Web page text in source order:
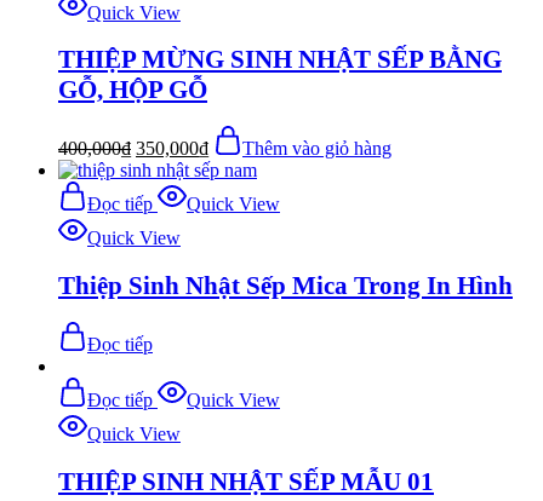
Quick View
THIỆP MỪNG SINH NHẬT SẾP BẰNG
GỖ, HỘP GỖ
400,000₫ 350,000₫ Thêm vào giỏ hàng
Đọc tiếp
Quick View
Quick View
Thiệp Sinh Nhật Sếp Mica Trong In Hình
Đọc tiếp
Đọc tiếp
Quick View
Quick View
THIỆP SINH NHẬT SẾP MẪU 01